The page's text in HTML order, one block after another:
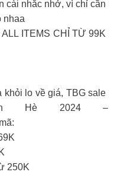
cài nhắc nhở, vì chỉ cần
nhaa
ITEMS CHỈ TỪ 99K
khỏi lo về giá, TBG sale
Hè 2024 –
250K